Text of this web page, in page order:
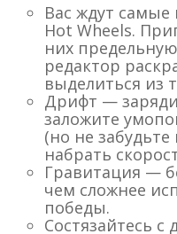
Вас ждут
Hot Wheels.
них
редактор
выделиться из
Дрифт —
заложите
(но не
набрать
Гравитация —
чем сложнее
победы.
Состязайтесь